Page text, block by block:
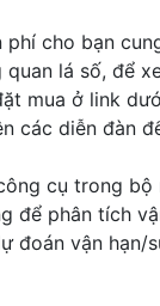
phí cho bạn
lá số, để
mua ở link
các diễn đàn
cụ trong bộ
để phân tích
đoán vận hạn/